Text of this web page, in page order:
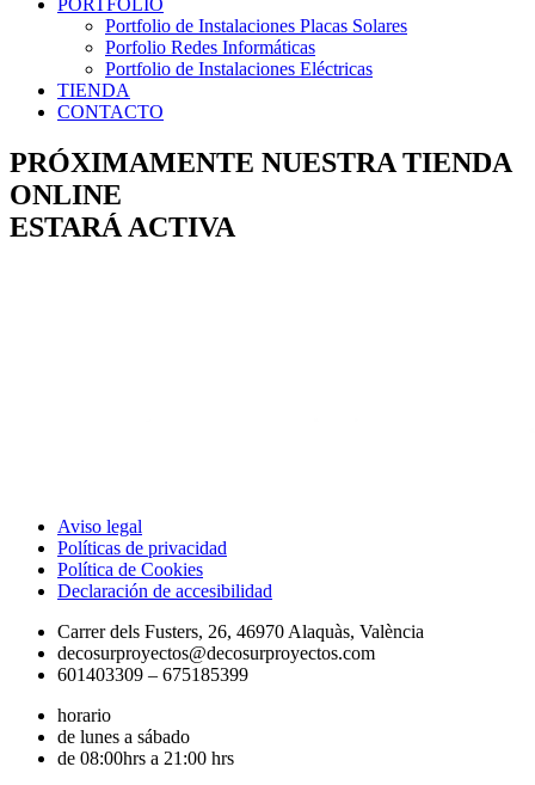
PORTFOLIO
Portfolio de Instalaciones Placas Solares
Porfolio Redes Informáticas
Portfolio de Instalaciones Eléctricas
TIENDA
CONTACTO
PRÓXIMAMENTE NUESTRA TIENDA
ONLINE
ESTARÁ ACTIVA
Aviso legal
Políticas de privacidad
Política de Cookies
Declaración de accesibilidad
Carrer dels Fusters, 26, 46970 Alaquàs, València
decosurproyectos@decosurproyectos.com
601403309 – 675185399
horario
de lunes a sábado
de 08:00hrs a 21:00 hrs